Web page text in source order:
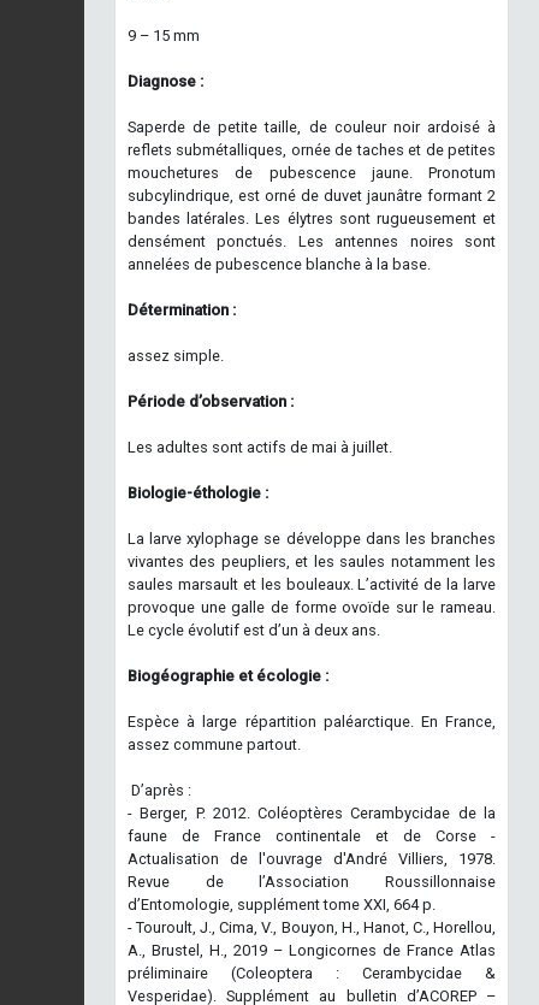
9 – 15 mm
Diagnose :
Saperde de petite taille, de couleur noir ardoisé à
reflets submétalliques, ornée de taches et de petites
mouchetures de pubescence jaune. Pronotum
subcylindrique, est orné de duvet jaunâtre formant 2
bandes latérales. Les élytres sont rugueusement et
densément ponctués. Les antennes noires sont
annelées de pubescence blanche à la base.
Détermination :
assez simple.
Période d’observation :
Les adultes sont actifs de mai à juillet.
Biologie-éthologie :
La larve xylophage se développe dans les branches
vivantes des peupliers, et les saules notamment les
saules marsault et les bouleaux. L’activité de la larve
provoque une galle de forme ovoïde sur le rameau.
Le cycle évolutif est d’un à deux ans.
Biogéographie et écologie :
Espèce à large répartition paléarctique. En France,
assez commune partout.
D’après :
- Berger, P. 2012. Coléoptères Cerambycidae de la
faune de France continentale et de Corse -
Actualisation de l'ouvrage d'André Villiers, 1978.
Revue de l’Association Roussillonnaise
d’Entomologie, supplément tome XXI, 664 p.
- Touroult, J., Cima, V., Bouyon, H., Hanot, C., Horellou,
A., Brustel, H., 2019 – Longicornes de France Atlas
préliminaire (Coleoptera : Cerambycidae &
Vesperidae). Supplément au bulletin d’ACOREP –